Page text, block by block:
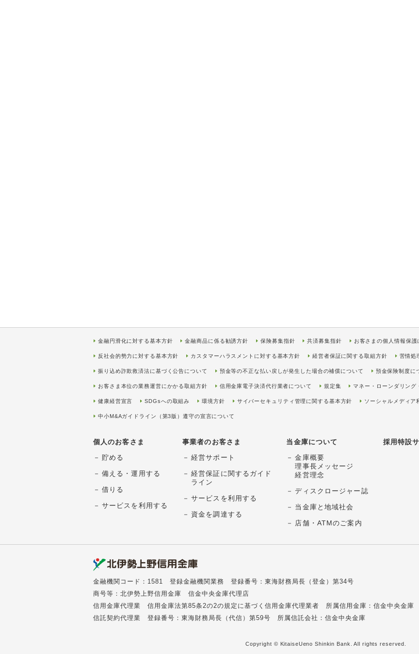
金融円滑化に対する基本方針 金融商品に係る勧誘方針 保険募集指針 共済募集指針 お客さまの個人情報保護
反社会的勢力に対する基本方針 カスタマーハラスメントに対する基本方針 経営者保証に関する取組方針 苦情処
振り込め詐欺救済法に基づく公告について 預金等の不正な払い戻しが発生した場合の補償について 預金保険制度に
お客さま本位の業務運営にかかる取組方針 信用金庫電子決済代行業者について 規定集 マネー・ローンダリング
健康経営宣言 SDGsへの取組み 環境方針 サイバーセキュリティ管理に関する基本方針 ソーシャルメディア
中小M&Aガイドライン（第3版）遵守の宣言について
個人のお客さま
貯める
備える・運用する
借りる
サービスを利用する
事業者のお客さま
経営サポート
経営保証に関するガイド
ライン
サービスを利用する
資金を調達する
当金庫について
金庫概要
理事長メッセージ
経営理念
ディスクロージャー誌
当金庫と地域社会
店舗・ATMのご案内
採用特設
金融機関コード：1581 登録金融機関業務 登録番号：東海財務局長（登金）第34号
商号等：北伊勢上野信用金庫 信金中央金庫代理店
信用金庫代理業 信用金庫法第85条2の2の規定に基づく信用金庫代理業者 所属信用金庫：信金中央金庫
信託契約代理業 登録番号：東海財務局長（代信）第59号 所属信託会社：信金中央金庫
Copyright © KitaiseUeno Shinkin Bank.All rights reserved.